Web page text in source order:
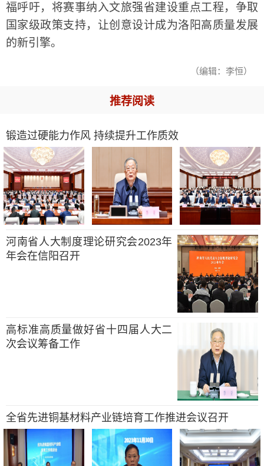
福呼吁，将赛事纳入文旅强省建设重点工程，争取
国家级政策支持，让创意设计成为洛阳高质量发展
的新引擎。
（编辑：李恒）
推荐阅读
锻造过硬能力作风 持续提升工作质效
河南省人大制度理论研究会2023年
年会在信阳召开
高标准高质量做好省十四届人大二
次会议筹备工作
全省先进铜基材料产业链培育工作推进会议召开